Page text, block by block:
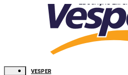
VESPER